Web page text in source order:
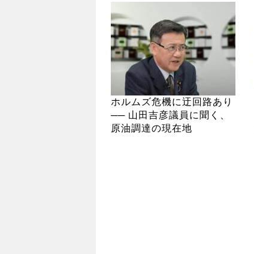
ホルムズ危機に迂回路あり
── 山田吉彦議員に聞く、
原油調達の現在地